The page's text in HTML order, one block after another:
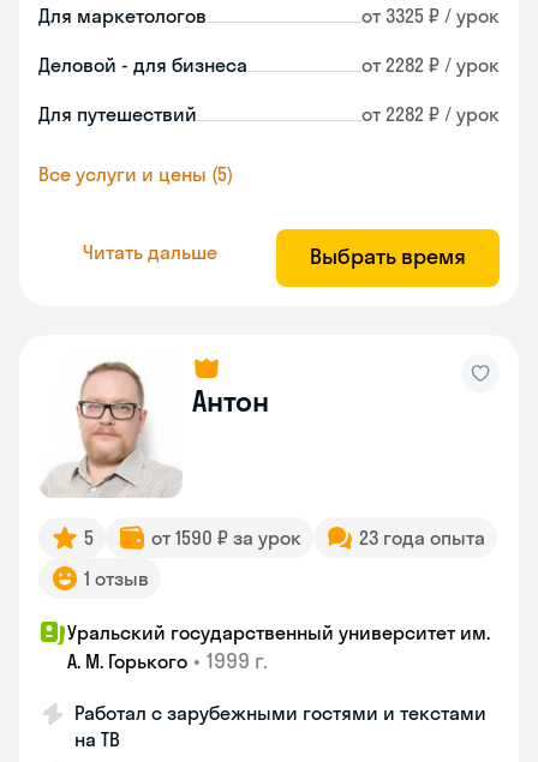
Для маркетологов от 3325 ₽ / урок
Деловой - для бизнеса от 2282 ₽ / урок
Для путешествий от 2282 ₽ / урок
Все услуги и цены (5)
Читать дальше Выбрать время
Антон
5 от 1590 ₽ за урок
23 года опыта
1 отзыв
Уральский государственный университет им.
А. М. Горького • 1999 г.
Работал с зарубежными гостями и текстами
на ТВ